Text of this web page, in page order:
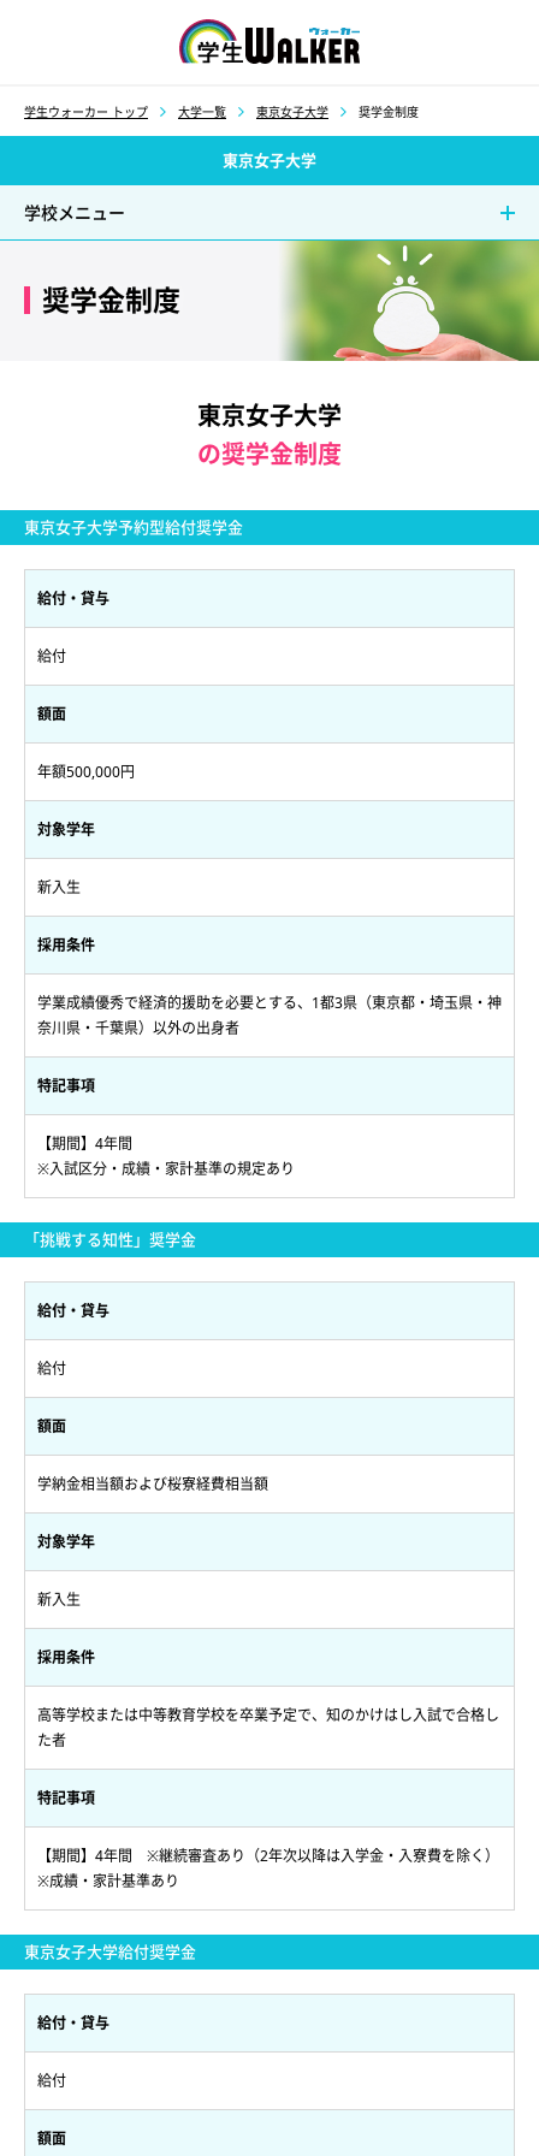
学生ウォーカー トップ 大学一覧 東京女子大学 奨学金制度
東京女子大学
学校メニュー
奨学金制度
東京女子大学
の奨学金制度
東京女子大学予約型給付奨学金
給付・貸与
給付
額面
年額500,000円
対象学年
新入生
採用条件
学業成績優秀で経済的援助を必要とする、1都3県（東京都・埼玉県・神
奈川県・千葉県）以外の出身者
特記事項
【期間】4年間
※入試区分・成績・家計基準の規定あり
「挑戦する知性」奨学金
給付・貸与
給付
額面
学納金相当額および桜寮経費相当額
対象学年
新入生
採用条件
高等学校または中等教育学校を卒業予定で、知のかけはし入試で合格し
た者
特記事項
【期間】4年間 ※継続審査あり（2年次以降は入学金・入寮費を除く）
※成績・家計基準あり
東京女子大学給付奨学金
給付・貸与
給付
額面